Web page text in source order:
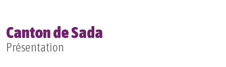
Canton de Sada
Présentation